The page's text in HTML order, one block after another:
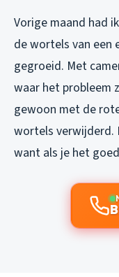
Vorige maand had
de wortels van een
gegroeid. Met
waar het probleem
gewoon met de
wortels verwijderd.
want als je het